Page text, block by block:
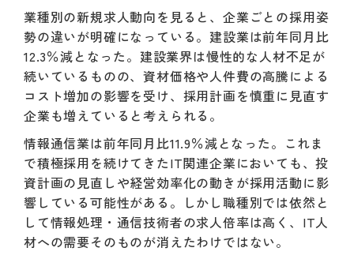
業種別の新規求人動向を見ると、企業ごとの採用姿
勢の違いが明確になっている。建設業は前年同月比
12.3％減となった。建設業界は慢性的な人材不足が
続いているものの、資材価格や人件費の高騰による
コスト増加の影響を受け、採用計画を慎重に見直す
企業も増えていると考えられる。
情報通信業は前年同月比11.9％減となった。これま
で積極採用を続けてきたIT関連企業においても、投
資計画の見直しや経営効率化の動きが採用活動に影
響している可能性がある。しかし職種別では依然と
して情報処理・通信技術者の求人倍率は高く、IT人
材への需要そのものが消えたわけではない。